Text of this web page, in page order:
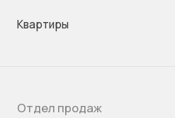
Квартиры
Отдел продаж